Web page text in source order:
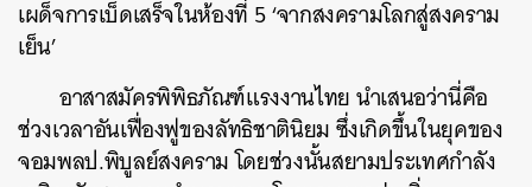
เผด็จการเบ็ดเสร็จในห้องที่ 5 ‘จากสงครามโลกสู่สงคราม
เย็น’
อาสาสมัครพิพิธภัณฑ์แรงงานไทย นำเสนอว่านี่คือ
ช่วงเวลาอันเฟื่องฟูของลัทธิชาตินิยม ซึ่งเกิดขึ้นในยุคของ
จอมพลป.พิบูลย์สงคราม โดยช่วงนั้นสยามประเทศกำลัง